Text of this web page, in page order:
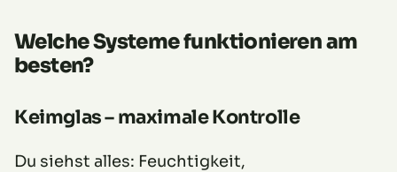
Welche Systeme funktionieren am
besten?
Keimglas – maximale Kontrolle
Du siehst alles: Feuchtigkeit,